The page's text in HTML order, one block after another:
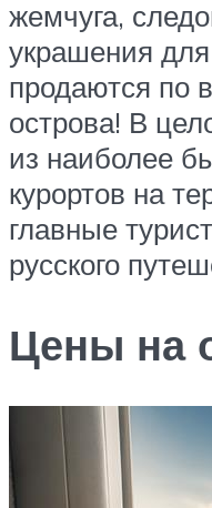
жемчуга,
украшения
продаются по
острова! В
из наиболее
курортов на
главные
русского
Цены на